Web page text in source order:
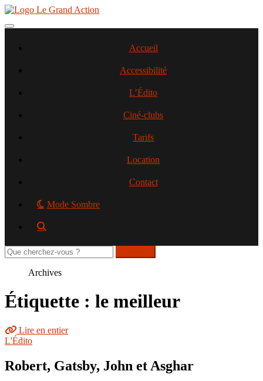
Aller
contenu
Toggle navigation
Accueil
Accessibilité
L’Édito
Ciné-clubs
Tarifs
Location
Contact
Mode Sombre
Rechercher
sur
Archives
Étiquette : le meilleur
Lire en entier
L'Édito
Robert, Gatsby, John et Asghar